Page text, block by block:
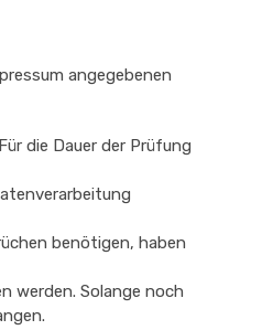
angegebenen
die Dauer der Prüfung
benötigen, haben
werden. Solange noch